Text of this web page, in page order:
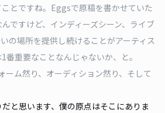
ことですね。Eggsで原稿を書かせていた
ですけど、インディーズシーン、ライブ
の場所を提供し続けることがアーティス
番重要なことなんじゃないか、と。
ーム然り、オーディション然り、そして
と思います、僕の原点はそこにありま